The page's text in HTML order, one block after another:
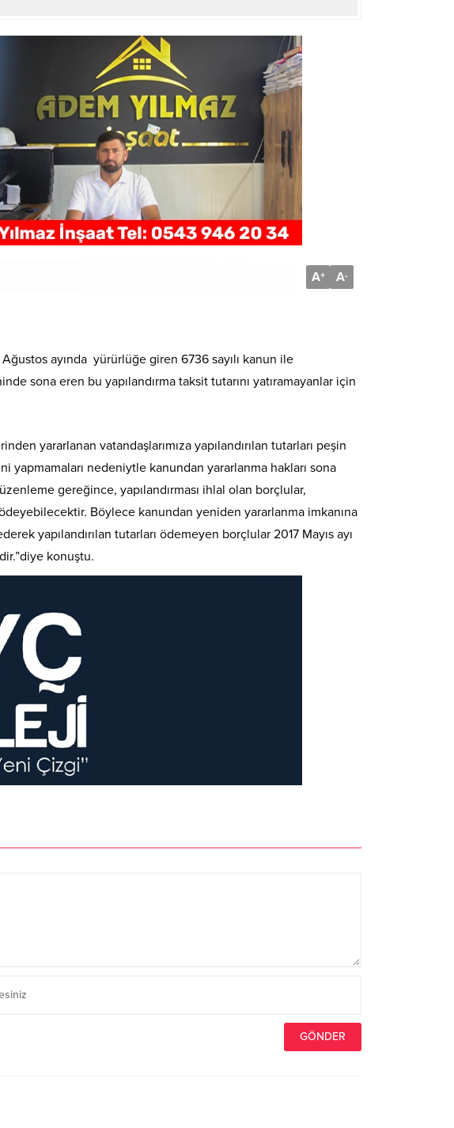
A+ A-
ayında yürürlüğe giren 6736 sayılı kanun ile
sona eren bu yapılandırma taksit tutarını yatıramayanlar için
yararlanan vatandaşlarımıza yapılandırılan tutarları peşin
yapmamaları nedeniytle kanundan yararlanma hakları sona
gereğince, yapılandırması ihlal olan borçlular,
Böylece kanundan yeniden yararlanma imkanına
yapılandırılan tutarları ödemeyen borçlular 2017 Mayıs ayı
konuştu.